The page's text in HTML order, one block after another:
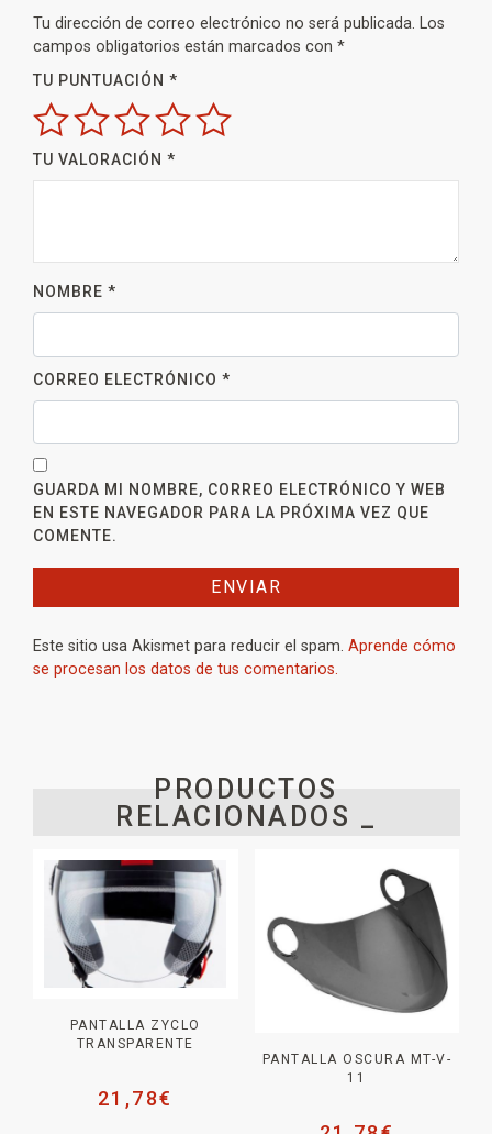
Tu dirección de correo electrónico no será publicada. Los
campos obligatorios están marcados con *
TU PUNTUACIÓN *
TU VALORACIÓN *
NOMBRE *
CORREO ELECTRÓNICO *
GUARDA MI NOMBRE, CORREO ELECTRÓNICO Y WEB
EN ESTE NAVEGADOR PARA LA PRÓXIMA VEZ QUE
COMENTE.
Este sitio usa Akismet para reducir el spam. Aprende cómo
se procesan los datos de tus comentarios.
PRODUCTOS
RELACIONADOS _
PANTALLA ZYCLO
TRANSPARENTE
21,78€
PANTALLA OSCURA MT-V-
11